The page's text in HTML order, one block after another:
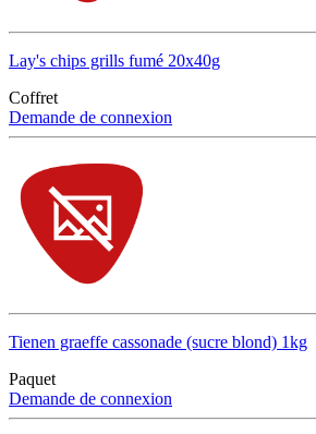
Lay's chips grills fumé 20x40g
Coffret
Demande de connexion
Tienen graeffe cassonade (sucre blond) 1kg
Paquet
Demande de connexion